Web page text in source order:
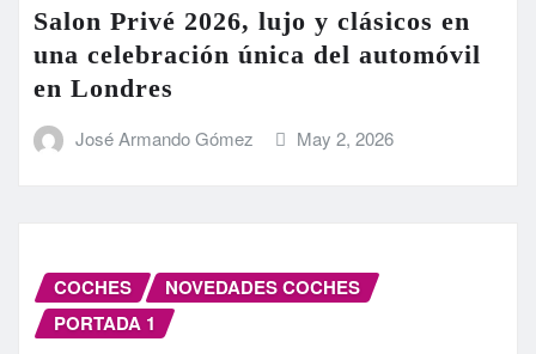
Salon Privé 2026, lujo y clásicos en
una celebración única del automóvil
en Londres
José Armando Gómez May 2, 2026
COCHES
NOVEDADES COCHES
PORTADA 1